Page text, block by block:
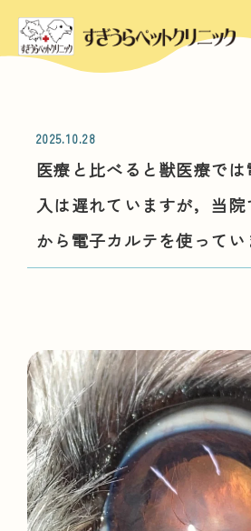
2025.10.28
医療と比べると獣医療で
入は遅れていますが，当
から電子カルテを使ってい